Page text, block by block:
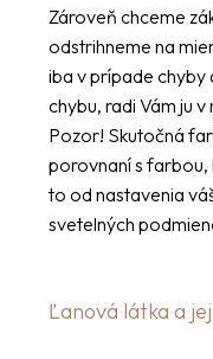
Zároveň chceme
odstrihneme na
iba v prípade chyby
chybu, radi Vám ju
Pozor! Skutočná
porovnaní s farbou,
to od nastavenia
svetelných
Ľanová látka a